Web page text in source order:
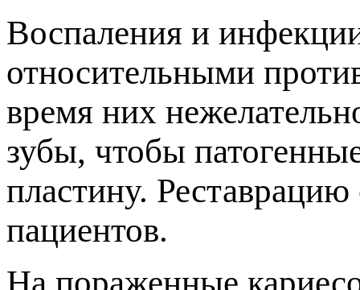
оспаления и
относительными
ремя них
зубы, чтобы
ластину. Реставрацию
ациентов.
На пораженные